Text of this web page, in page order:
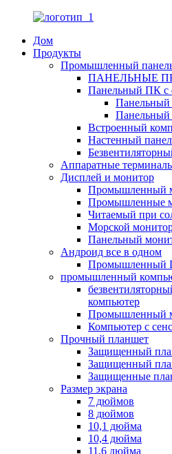
Дом
Продукты
Промышленный
ПАНЕЛЬНЫЕ
Панельный ПК с
Встроенный
Настенный
Аппаратные
Дисплей и монитор
Промышленный
Промышленные
Читаемый при
Морской
Панельный
Андроид все в одном
Промышленный
промышленный
компьютер
Промышленный
Компьютер с
Прочный планшет
Защищенный
Защищенный
Защищенные
Размер экрана
7 дюймов
8 дюймов
10,1 дюйма
10,4 дюйма
11,6 дюйма